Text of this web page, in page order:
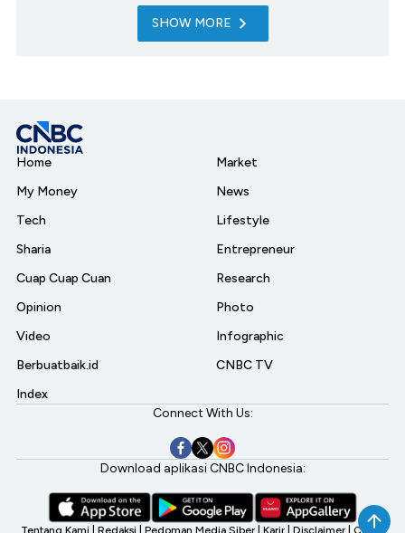
SHOW MORE
Home
My Money
Tech
Sharia
Cuap Cuap Cuan
Opinion
Video
Berbuatbaik.id
Index
Market
News
Lifestyle
Entrepreneur
Research
Photo
Infographic
CNBC TV
Connect With Us:
Download aplikasi CNBC Indonesia: